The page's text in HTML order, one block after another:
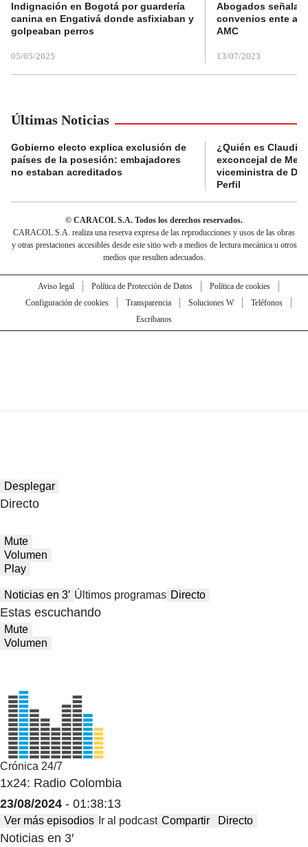
Indignación en Bogotá por guardería
canina en Engativá donde asfixiaban y
golpeaban perros
05/05/2025
Abogados
convenios ente
AMC
13/07/2023
Últimas Noticias
Gobierno electo explica exclusión de
países de la posesión: embajadores
no estaban acreditados
¿Quién es Claudia
exconcejal de
viceministra de
Perfil
© CARACOL S.A. Todos los derechos reservados.
CARACOL S.A. realiza una reserva expresa de las reproducciones y usos de las obras
y otras prestaciones accesibles desde este sitio web a medios de lectura mecánica u otros
medios que resulten adecuados.
Aviso legal Política de Protección de Datos
Política de cookies
Configuración de cookies
Transparencia Soluciones W
Teléfonos
Escríbanos
Desplegar
Directo
Mute
Volumen
Play
Noticias en 3′ Últimos programas Directo
Estas escuchando
Mute
Volumen
Crónica 24/7
1x24: Radio Colombia
23/08/2024 - 01:38:13
Ver más episodios Ir al podcast Compartir Directo
Noticias en 3′